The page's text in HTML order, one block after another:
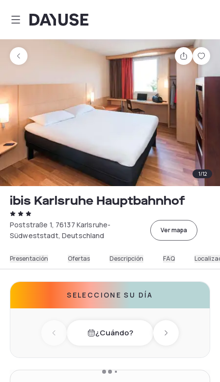
Dayuse
1/12
ibis Karlsruhe Hauptbahnhof
Poststraße 1, 76137 Karlsruhe-
Südweststadt, Deutschland
Ver mapa
Presentación Ofertas Descripción FAQ
SELECCIONE SU DÍA
Previous day¿Cuándo? Next day